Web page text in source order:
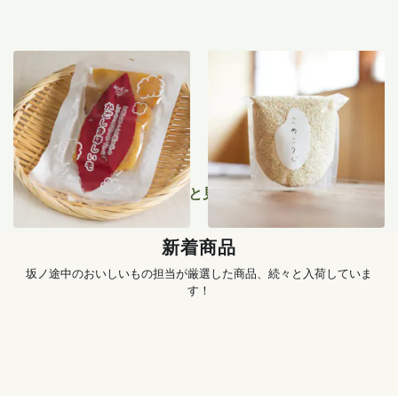
紅はるか干し芋 100g
950円
仁井田本家の米糀 500g
もっと見る
新着商品
坂ノ途中のおいしいもの担当が厳選した商品、続々と入荷していま
す！